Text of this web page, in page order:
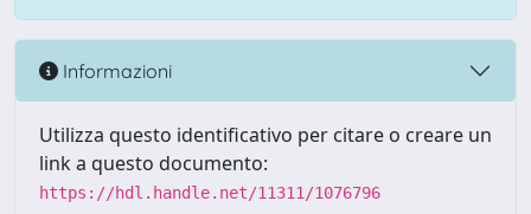
Informazioni
Utilizza questo identificativo per citare o creare un
link a questo documento:
https://hdl.handle.net/11311/1076796